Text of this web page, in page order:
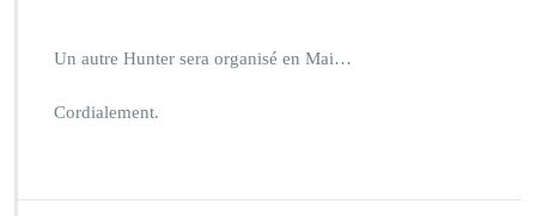
Un autre Hunter sera organisé en Mai…
Cordialement.